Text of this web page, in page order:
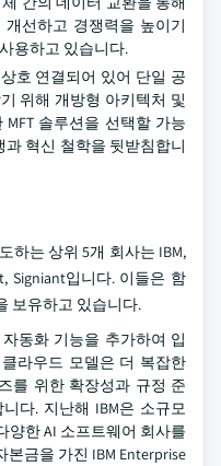
선하고 경쟁력을 높이기
용하고 있습니다.
호 연결되어 있어 단일 공
위해 개방형 아키텍처 및
솔루션을 선택할 가능
혁신 철학을 뒷받침합니
하는 상위 5개 회사는 IBM,
Signiant입니다. 이들은 함
보유하고 있습니다.
동화 기능을 추가하여 입
라우드 모델은 더 복잡한
를 위한 확장성과 규정 준
다. 지난해 IBM은 소규모
양한 AI 소프트웨어 회사를
금을 가진 IBM Enterprise